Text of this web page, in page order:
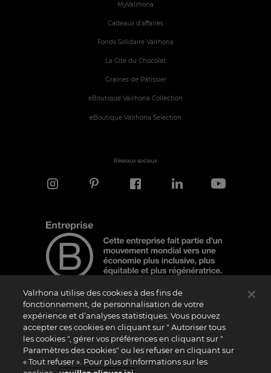
MyValrhona
Cadeaux d'affaires
Fonds Solidaire Valrhona
La Cité du Chocolat
Graines de Pâtissier
eBoutique Valrhona Collection
eBoutique Valrhona Selection
Réseaux sociaux
Note d'information
Le logo “Certified B Corporation” est attribué par B Lab, une organisation privée à
but non lucratif, aux entreprises qui, comme la nôtre, ont réalisé avec succès le B
Impact Assessment (“BIA”) et répondent aux exigences de B Lab en matière de
performance sociale et environnementale, de responsabilité et de transparence. Il
est précisé que B Lab n’est pas un organisme d’évaluation de la conformité au sens
Valrhona utilise des cookies à des fins de
fonctionnement, de personnalisation de votre
expérience et d’analyses statistiques. Vous pouvez
accepter ces cookies en cliquant sur " Autoriser tous
les cookies ", gérer vos préférences en cliquant sur "
Paramètres des cookies" ou les refuser en cliquant sur
« Tout refuser ». Pour plus d'informations sur les